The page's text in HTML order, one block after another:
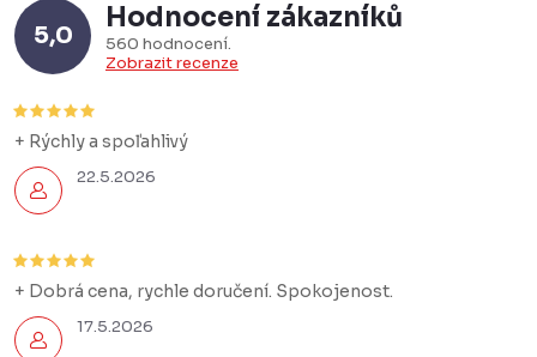
5,0
Hodnocení zákazníků
560 hodnocení
Zobrazit recenze
22.5.2026
+ Rýchly a spoľahlivý
17.5.2026
+ Dobrá cena, rychle doručení. Spokojenost.